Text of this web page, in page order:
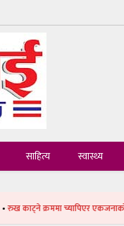
साहित्य स्वास्थ्य
च्यापिएर एकजनाको मृत्यु